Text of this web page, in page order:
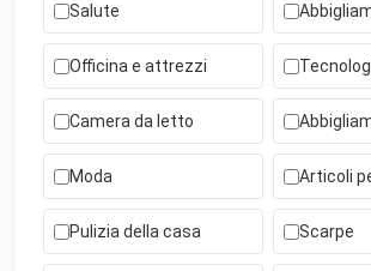
Salute
Officina e attrezzi
Camera da letto
Moda Articoli
Pulizia della casa Scarpe